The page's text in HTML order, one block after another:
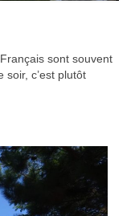
sont souvent
c’est plutôt